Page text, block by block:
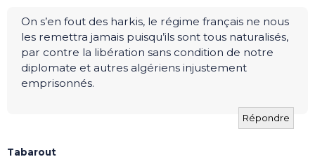
On s’en fout des harkis, le régime français ne nous
les remettra jamais puisqu’ils sont tous naturalisés,
par contre la libération sans condition de notre
diplomate et autres algériens injustement
emprisonnés.
Répondre
Tabarout